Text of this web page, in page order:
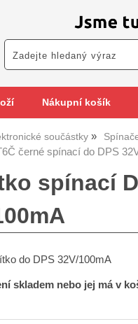
Nákupní košík
součástky
černé spínací do DPS
spínací
do DPS 32V/100mA
skladem nebo jej má v